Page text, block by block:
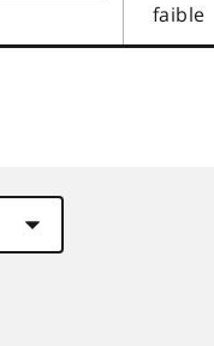
faible